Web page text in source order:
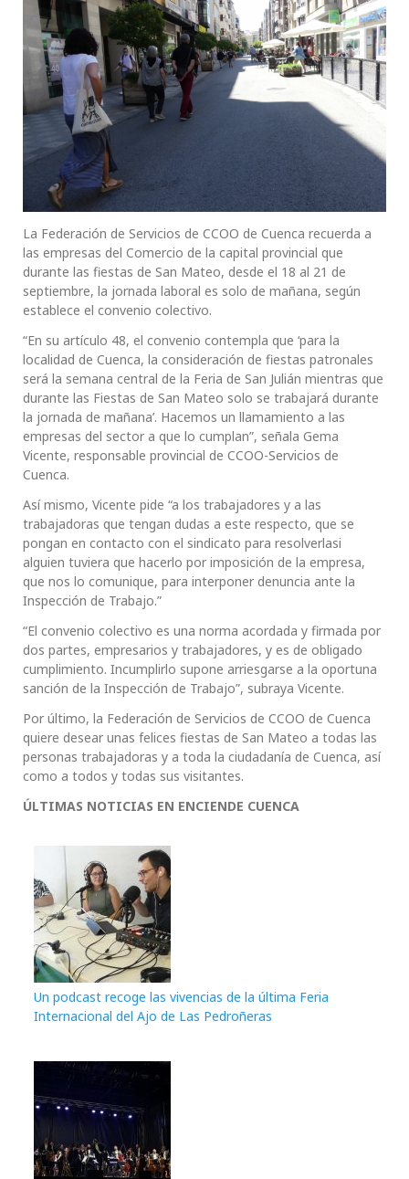
La Federación de Servicios de CCOO de Cuenca recuerda a
las empresas del Comercio de la capital provincial que
durante las fiestas de San Mateo, desde el 18 al 21 de
septiembre, la jornada laboral es solo de mañana, según
establece el convenio colectivo.
“En su artículo 48, el convenio contempla que ‘para la
localidad de Cuenca, la consideración de fiestas patronales
será la semana central de la Feria de San Julián mientras que
durante las Fiestas de San Mateo solo se trabajará durante
la jornada de mañana’. Hacemos un llamamiento a las
empresas del sector a que lo cumplan”, señala Gema
Vicente, responsable provincial de CCOO-Servicios de
Cuenca.
Así mismo, Vicente pide “a los trabajadores y a las
trabajadoras que tengan dudas a este respecto, que se
pongan en contacto con el sindicato para resolverlasi
alguien tuviera que hacerlo por imposición de la empresa,
que nos lo comunique, para interponer denuncia ante la
Inspección de Trabajo.”
“El convenio colectivo es una norma acordada y firmada por
dos partes, empresarios y trabajadores, y es de obligado
cumplimiento. Incumplirlo supone arriesgarse a la oportuna
sanción de la Inspección de Trabajo”, subraya Vicente.
Por último, la Federación de Servicios de CCOO de Cuenca
quiere desear unas felices fiestas de San Mateo a todas las
personas trabajadoras y a toda la ciudadanía de Cuenca, así
como a todos y todas sus visitantes.
ÚLTIMAS NOTICIAS EN ENCIENDE CUENCA
Un podcast recoge las vivencias de la última Feria
Internacional del Ajo de Las Pedroñeras